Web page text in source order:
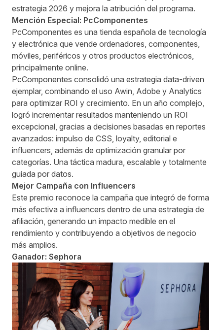
estrategia 2026 y mejora la atribución del programa.
Mención Especial: PcComponentes
PcComponentes es una tienda española de tecnología
y electrónica que vende ordenadores, componentes,
móviles, periféricos y otros productos electrónicos,
principalmente online.
PcComponentes consolidó una estrategia data‑driven
ejemplar, combinando el uso Awin, Adobe y Analytics
para optimizar ROI y crecimiento. En un año complejo,
logró incrementar resultados manteniendo un ROI
excepcional, gracias a decisiones basadas en reportes
avanzados: impulso de CSS, loyalty, editorial e
influencers, además de optimización granular por
categorías. Una táctica madura, escalable y totalmente
guiada por datos.
Mejor Campaña con Influencers
Este premio reconoce la campaña que integró de forma
más efectiva a influencers dentro de una estrategia de
afiliación, generando un impacto medible en el
rendimiento y contribuyendo a objetivos de negocio
más amplios.
Ganador: Sephora